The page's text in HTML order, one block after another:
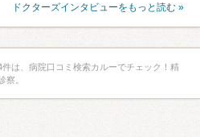
ドクターズインタビューをもっと読む »
は、病院口コミ検索カルーでチェック！精
察。